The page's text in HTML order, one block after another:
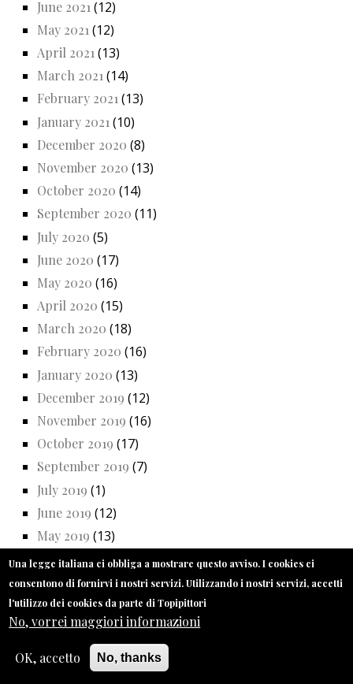
June 2021 (12)
May 2021 (12)
April 2021 (13)
March 2021(14)
February 2021(13)
January 2021 (10)
December 2020 (8)
November 2020 (13)
October 2020 (14)
September 2020 (11)
July 2020 (5)
June 2020 (17)
May 2020 (16)
April 2020 (15)
March 2020 (18)
February 2020 (16)
January 2020 (13)
December 2019 (12)
November 2019 (16)
October 2019 (17)
September 2019 (7)
July 2019 (1)
June 2019 (12)
May 2019 (13)
April 2019 (8)
March 2019(14)
February 2019(12)
January 2019(11)
December 2018(8)
November 2018(14)
Una legge italiana ci obbliga a mostrare questo avviso. I cookies ci
consentono di fornirvi i nostri servizi. Utilizzando i nostri servizi, accetti
l'utilizzo dei cookies da parte di Topipittori
No, vorrei maggiori informazioni
OK, accetto No, thanks